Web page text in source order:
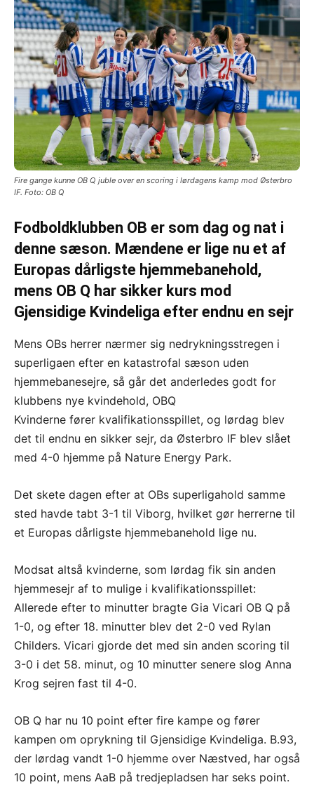
Fire gange kunne OB Q juble over en scoring i lørdagens kamp mod Østerbro
IF. Foto: OB Q
Fodboldklubben OB er som dag og nat i
denne sæson. Mændene er lige nu et af
Europas dårligste hjemmebanehold,
mens OB Q har sikker kurs mod
Gjensidige Kvindeliga efter endnu en sejr
Mens OBs herrer nærmer sig nedrykningsstregen i
superligaen efter en katastrofal sæson uden
hjemmebanesejre, så går det anderledes godt for
klubbens nye kvindehold, OBQ
Kvinderne fører kvalifikationsspillet, og lørdag blev
det til endnu en sikker sejr, da Østerbro IF blev slået
med 4-0 hjemme på Nature Energy Park.
Det skete dagen efter at OBs superligahold samme
sted havde tabt 3-1 til Viborg, hvilket gør herrerne til
et Europas dårligste hjemmebanehold lige nu.
Modsat altså kvinderne, som lørdag fik sin anden
hjemmesejr af to mulige i kvalifikationsspillet:
Allerede efter to minutter bragte Gia Vicari OB Q på
1-0, og efter 18. minutter blev det 2-0 ved Rylan
Childers. Vicari gjorde det med sin anden scoring til
3-0 i det 58. minut, og 10 minutter senere slog Anna
Krog sejren fast til 4-0.
OB Q har nu 10 point efter fire kampe og fører
kampen om oprykning til Gjensidige Kvindeliga. B.93,
der lørdag vandt 1-0 hjemme over Næstved, har også
10 point, mens AaB på tredjepladsen har seks point.